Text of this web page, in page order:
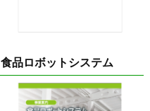
食品ロボットシステム